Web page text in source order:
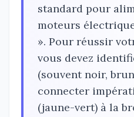
standard pour
moteurs
». Pour réussir
vous devez
(souvent noir,
connecter
(jaune-vert) à la